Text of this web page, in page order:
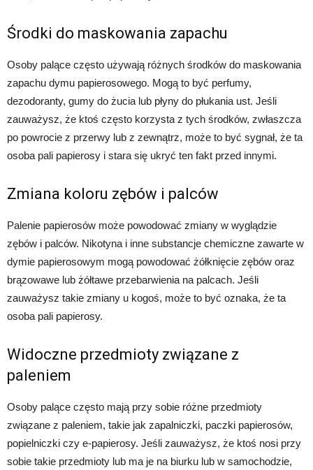
Środki do maskowania zapachu
Osoby palące często używają różnych środków do maskowania
zapachu dymu papierosowego. Mogą to być perfumy,
dezodoranty, gumy do żucia lub płyny do płukania ust. Jeśli
zauważysz, że ktoś często korzysta z tych środków, zwłaszcza
po powrocie z przerwy lub z zewnątrz, może to być sygnał, że ta
osoba pali papierosy i stara się ukryć ten fakt przed innymi.
Zmiana koloru zębów i palców
Palenie papierosów może powodować zmiany w wyglądzie
zębów i palców. Nikotyna i inne substancje chemiczne zawarte w
dymie papierosowym mogą powodować żółknięcie zębów oraz
brązowawe lub żółtawe przebarwienia na palcach. Jeśli
zauważysz takie zmiany u kogoś, może to być oznaka, że ta
osoba pali papierosy.
Widoczne przedmioty związane z
paleniem
Osoby palące często mają przy sobie różne przedmioty
związane z paleniem, takie jak zapalniczki, paczki papierosów,
popielniczki czy e-papierosy. Jeśli zauważysz, że ktoś nosi przy
sobie takie przedmioty lub ma je na biurku lub w samochodzie,